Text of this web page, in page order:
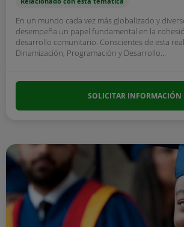
En un mundo cada vez más globalizado y
desempeña un papel fundamental en la
desarrollo comunitario. Conscientes de esta
Dinamización, Programación y Desarrollo...
SOLICITAR INFORMACIÓN